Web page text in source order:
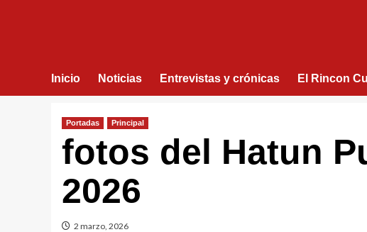
Inicio Noticias Entrevistas y crónicas El Rincon
Portadas Principal
fotos del Hatun
2026
2 marzo, 2026